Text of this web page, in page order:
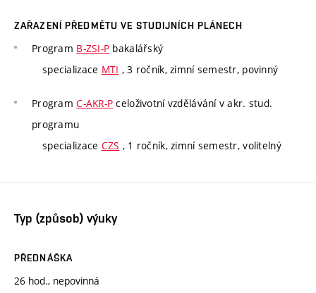
ZAŘAZENÍ PŘEDMĚTU VE STUDIJNÍCH PLÁNECH
Program B-ZSI-P bakalářský
specializace MTI , 3 ročník, zimní semestr, povinný
ProgramC-AKR-P celoživotní vzdělávání v akr. stud.
programu
specializace CZS , 1 ročník, zimní semestr, volitelný
Typ (způsob) výuky
PŘEDNÁŠKA
26 hod., nepovinná